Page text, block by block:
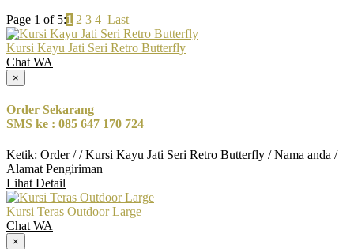
Page 1 of 5:1 2 3 4 Last
Kursi Kayu Jati Seri Retro Butterfly
Chat WA
×
Order Sekarang
SMS ke : 085 647 170 724
Ketik: Order / / Kursi Kayu Jati Seri Retro Butterfly / Nama anda /
Alamat Pengiriman
Lihat Detail
Kursi Teras Outdoor Large
Chat WA
×